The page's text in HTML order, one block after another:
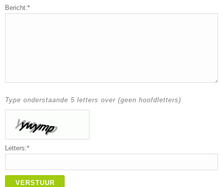
Bericht:*
Type onderstaande 5 letters over (geen hoofdletters)
Letters:*
VERSTUUR